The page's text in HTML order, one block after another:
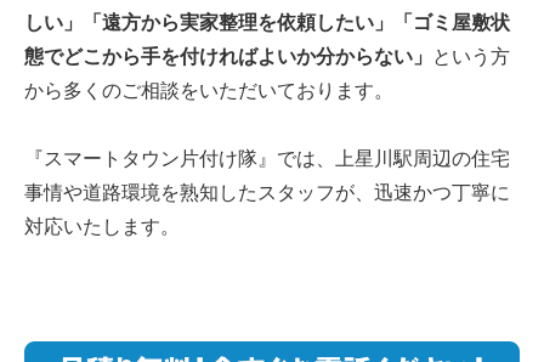
しい」「遠方から実家整理を依頼したい」「ゴミ屋敷状
態でどこから手を付ければよいか分からない」
という方
から多くのご相談をいただいております。
『スマートタウン片付け隊』では、上星川駅周辺の住宅
事情や道路環境を熟知したスタッフが、迅速かつ丁寧に
対応いたします。